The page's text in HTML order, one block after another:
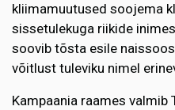
kliimamuutused soojema
sissetulekuga riikide
soovib tõsta esile
võitlust tuleviku nimel
Kampaania raames valmib